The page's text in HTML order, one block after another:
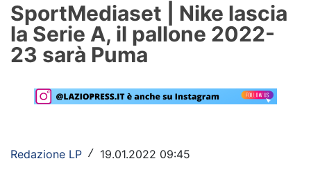
Formello
Infortuni
Primavera
Lazio Women
SportMediaset | Nike lascia
la Serie A, il pallone 2022-
23 sarà Puma
Redazione LP / 19.01.2022 09:45